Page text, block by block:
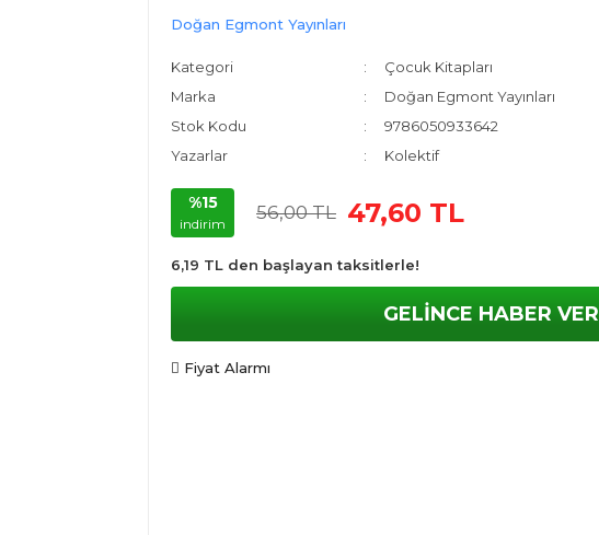
Doğan Egmont Yayınları
Kategori
Çocuk Kitapları
Marka
Doğan Egmont Yayınları
Stok Kodu
9786050933642
Yazarlar
Kolektif
%15
indirim
56,00 TL 47,60 TL
6,19 TL den başlayan taksitlerle!
GELİNCE HABER VER
Fiyat Alarmı